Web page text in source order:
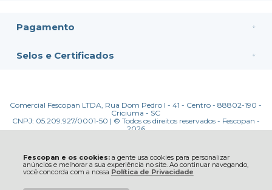
Fescopan e os cookies:a gente usa cookies para personalizar
anúncios e melhorar a sua experiência no site. Ao continuar navegando,
você concorda com a nossa Política de Privacidade
Pagamento
Selos e Certificados
Comercial Fescopan LTDA, Rua Dom Pedro I - 41 - Centro - 88802-190 -
Criciuma - SC
CNPJ: 05.209.927/0001-50 | © Todos os direitos reservados - Fescopan -
2026